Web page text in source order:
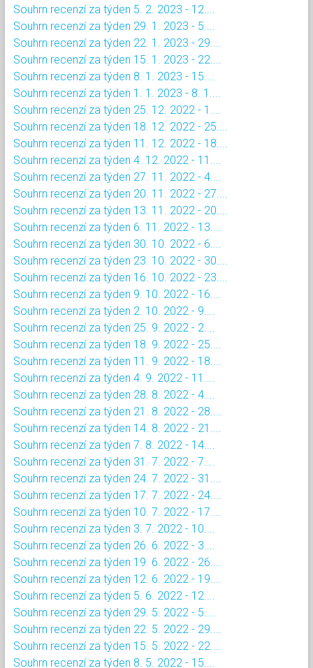
Souhrn recenzí za týden 5. 2. 2023 - 12....
Souhrn recenzí za týden 29. 1. 2023 - 5....
Souhrn recenzí za týden 22. 1. 2023 - 29....
Souhrn recenzí za týden 15. 1. 2023 - 22....
Souhrn recenzí za týden 8. 1. 2023 - 15....
Souhrn recenzí za týden 1. 1. 2023 - 8. 1....
Souhrn recenzí za týden 25. 12. 2022 - 1....
Souhrn recenzí za týden 18. 12. 2022 - 25....
Souhrn recenzí za týden 11. 12. 2022 - 18....
Souhrn recenzí za týden 4. 12. 2022 - 11....
Souhrn recenzí za týden 27. 11. 2022 - 4....
Souhrn recenzí za týden 20. 11. 2022 - 27....
Souhrn recenzí za týden 13. 11. 2022 - 20....
Souhrn recenzí za týden 6. 11. 2022 - 13....
Souhrn recenzí za týden 30. 10. 2022 - 6....
Souhrn recenzí za týden 23. 10. 2022 - 30....
Souhrn recenzí za týden 16. 10. 2022 - 23....
Souhrn recenzí za týden 9. 10. 2022 - 16....
Souhrn recenzí za týden 2. 10. 2022 - 9....
Souhrn recenzí za týden 25. 9. 2022 - 2....
Souhrn recenzí za týden 18. 9. 2022 - 25....
Souhrn recenzí za týden 11. 9. 2022 - 18....
Souhrn recenzí za týden 4. 9. 2022 - 11....
Souhrn recenzí za týden 28. 8. 2022 - 4....
Souhrn recenzí za týden 21. 8. 2022 - 28....
Souhrn recenzí za týden 14. 8. 2022 - 21....
Souhrn recenzí za týden 7. 8. 2022 - 14....
Souhrn recenzí za týden 31. 7. 2022 - 7....
Souhrn recenzí za týden 24. 7. 2022 - 31....
Souhrn recenzí za týden 17. 7. 2022 - 24....
Souhrn recenzí za týden 10. 7. 2022 - 17....
Souhrn recenzí za týden 3. 7. 2022 - 10....
Souhrn recenzí za týden 26. 6. 2022 - 3....
Souhrn recenzí za týden 19. 6. 2022 - 26....
Souhrn recenzí za týden 12. 6. 2022 - 19....
Souhrn recenzí za týden 5. 6. 2022 - 12....
Souhrn recenzí za týden 29. 5. 2022 - 5....
Souhrn recenzí za týden 22. 5. 2022 - 29....
Souhrn recenzí za týden 15. 5. 2022 - 22....
Souhrn recenzí za týden 8. 5. 2022 - 15....